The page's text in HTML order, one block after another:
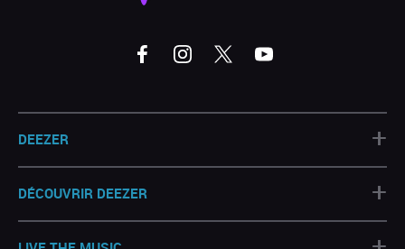
DEEZER +
DÉCOUVRIR DEEZER +